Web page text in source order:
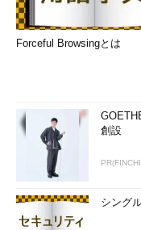
Forceful Browsingとは
創設
シング